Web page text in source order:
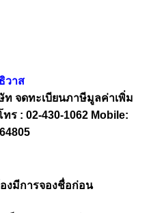
วาส
จดทะเบียนภาษีมูลค่าเพิ่ม
ร : 02-430-1062 Mobile:
งมีการจองชื่อก่อน